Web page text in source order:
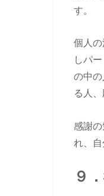
す。
個人
しパ
の中
る人
感謝
れ、
９